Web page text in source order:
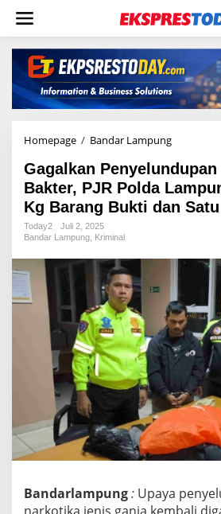
w
Homepage / Bandar Lampung
g
a
l
k
y
e
l
u
n
p
a
G
a
a
Gagalkan Penyelundupan
Bakter, PJR Polda
Kg Barang Bukti dan
Today2
Juli 2, 2025
Bandar Lampung, Kriminal
Bandarlampung: Upaya